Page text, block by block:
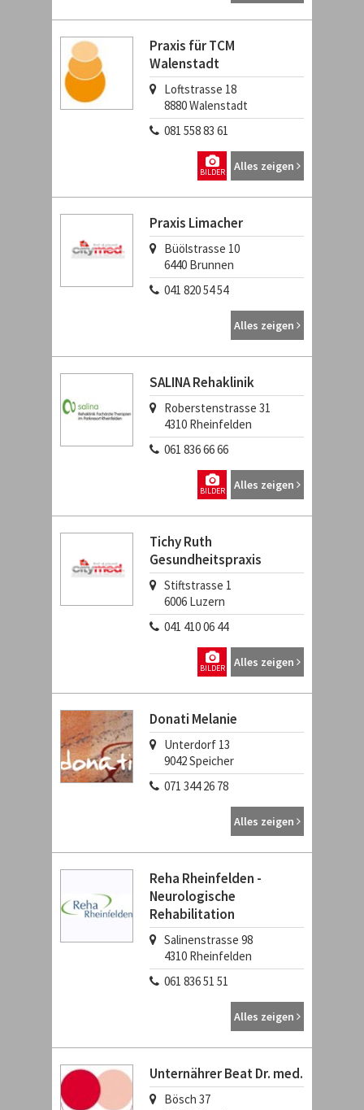
Praxis für TCM
Walenstadt
Loftstrasse 18
8880Walenstadt
081 558 83 61
Alles zeigen
BILDER
Praxis Limacher
Büölstrasse 10
6440 Brunnen
041 820 54 54
Alles zeigen
SALINA Rehaklinik
Roberstenstrasse 31
4310 Rheinfelden
061 836 66 66
Alles zeigen
BILDER
Tichy Ruth
Gesundheitspraxis
Stiftstrasse 1
6006 Luzern
041 410 06 44
Alles zeigen
BILDER
Donati Melanie
Unterdorf 13
9042Speicher
071 344 26 78
Alles zeigen
Reha Rheinfelden -
Neurologische
Rehabilitation
Salinenstrasse 98
4310 Rheinfelden
061 836 51 51
Alles zeigen
Unternährer Beat Dr. med.
Bösch 37